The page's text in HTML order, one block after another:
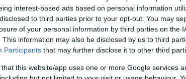
interest-based ads based on personal information
to third parties prior to your opt-out. You may
of your personal information by third parties on the
This information may also be disclosed by us to third
Participants that may further disclose it to other third
that this website/app uses one or more Google services
Κινηματογράφου
Σινεμά| 06.04.2019 17:37
Γιώργος Λάνθιμος: Πήρε το